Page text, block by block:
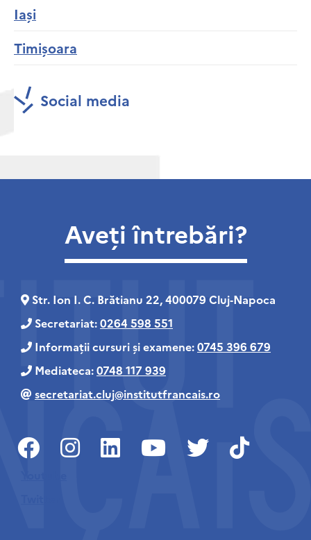
Iași
Timișoara
Social media
Aveți întrebări?
Str. Ion I. C. Brătianu 22, 400079 Cluj‑Napoca
Secretariat:0264 598 551
Informații cursuri și examene:0745 396 679
Mediateca:0748 117 939
secretariat.cluj@institutfrancais.ro